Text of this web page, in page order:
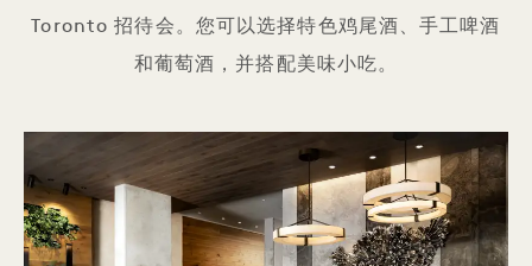
Toronto 招待会。您可以选择特色鸡尾酒、手工啤酒
和葡萄酒，并搭配美味小吃。